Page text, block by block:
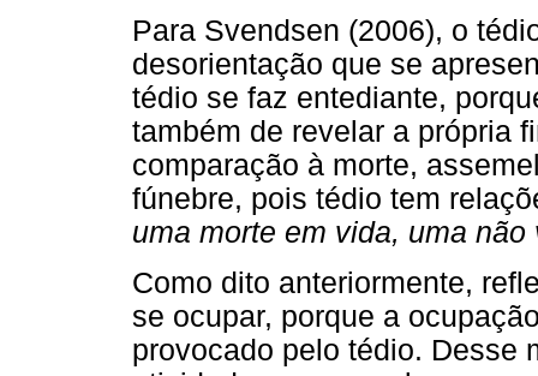
Para Svendsen (2006), o
desorientação que se
tédio se faz entediante,
também de revelar a própria
comparação à morte,
fúnebre, pois tédio tem
uma morte em vida, uma não
Como dito anteriormente,
se ocupar, porque a
provocado pelo tédio. Desse